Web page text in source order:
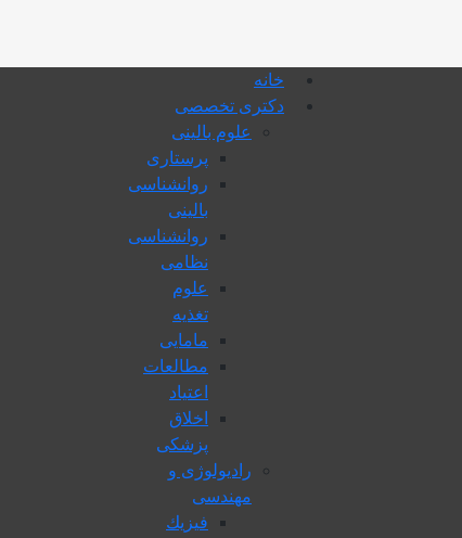
خانه
دکتری تخصصی
علوم بالینی
پرستاری
روانشناسی
بالینی
روانشناسی
نظامی
علوم
تغذیه
مامایی
مطالعات
اعتیاد
اخلاق
پزشکی
رادیولوژی و
مهندسی
فيزيك